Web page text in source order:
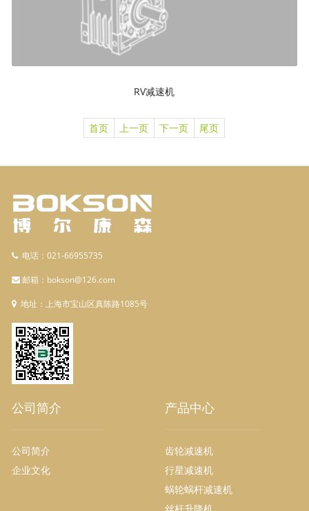
RV减速机
首页 上一页 下一页 尾页
电话：021-66955735
邮箱：bokson@126.com
地址：上海市宝山区真陈路1085号
公司简介
公司简介
企业文化
产品中心
齿轮减速机
行星减速机
蜗轮蜗杆减速机